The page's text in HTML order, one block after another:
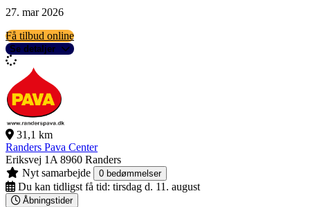
27. mar 2026
Få tilbud online
Se detaljer
31,1 km
Randers Pava Center
Eriksvej 1A 8960 Randers
Nyt samarbejde
0 bedømmelser
Du kan tidligst få tid: tirsdag d. 11. august
Åbningstider